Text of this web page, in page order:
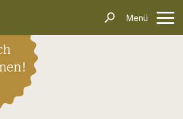
Menü
Fragen